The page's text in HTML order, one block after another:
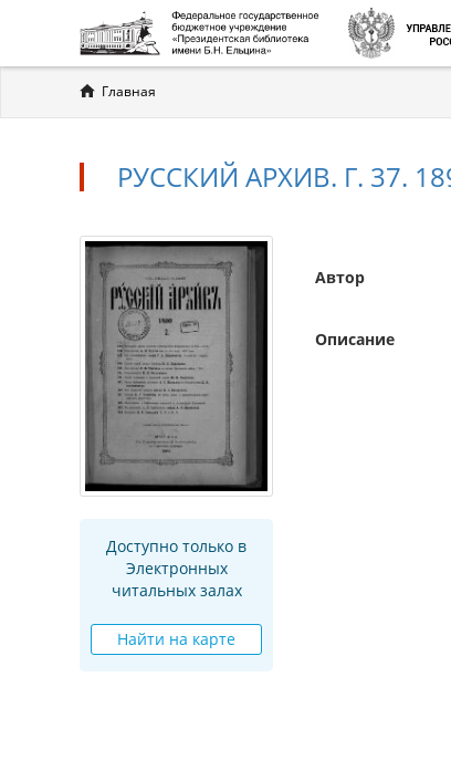
Вы
здесь
Главная
РУССКИЙ АРХИВ. Г. 37.
Доступно только в
Электронных
читальных залах
Найти на карте
Автор
Описание